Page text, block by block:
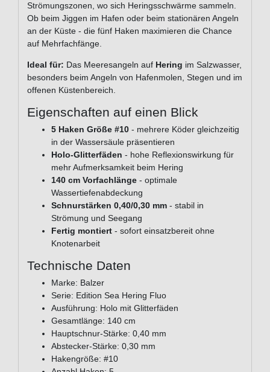
Strömungszonen, wo sich Heringsschwärme sammeln.
Ob beim Jiggen im Hafen oder beim stationären Angeln
an der Küste - die fünf Haken maximieren die Chance
auf Mehrfachfänge.
Ideal für: Das Meeresangeln auf Hering im Salzwasser,
besonders beim Angeln von Hafenmolen, Stegen und im
offenen Küstenbereich.
Eigenschaften auf einen Blick
5 Haken Größe #10 - mehrere Köder gleichzeitig
in der Wassersäule präsentieren
Holo-Glitterfäden - hohe Reflexionswirkung für
mehr Aufmerksamkeit beim Hering
140 cm Vorfachlänge - optimale
Wassertiefenabdeckung
Schnurstärken 0,40/0,30 mm - stabil in
Strömung und Seegang
Fertig montiert - sofort einsatzbereit ohne
Knotenarbeit
Technische Daten
Marke: Balzer
Serie: Edition Sea Hering Fluo
Ausführung: Holo mit Glitterfäden
Gesamtlänge: 140 cm
Hauptschnur-Stärke: 0,40 mm
Abstecker-Stärke: 0,30 mm
Hakengröße: #10